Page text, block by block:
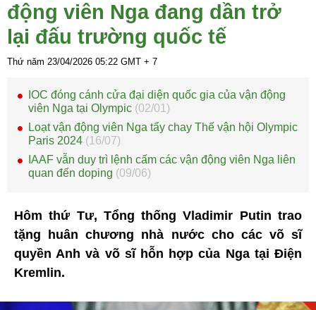
động viên Nga đang dần trở
lại đấu trường quốc tế
Thứ năm 23/04/2026 05:22 GMT + 7
IOC đóng cánh cửa đại diện quốc gia của vận động
viên Nga tại Olympic (02/01)
Loạt vận động viên Nga tẩy chay Thế vận hội Olympic
Paris 2024 (16/07)
IAAF vẫn duy trì lệnh cấm các vận động viên Nga liên
quan đến doping (09/06)
Hôm thứ Tư, Tổng thống Vladimir Putin trao
tặng huân chương nhà nước cho các võ sĩ
quyền Anh và võ sĩ hỗn hợp của Nga tại Điện
Kremlin.